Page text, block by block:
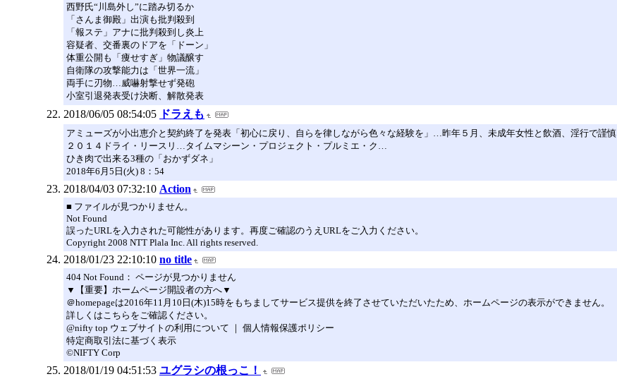
西野氏“川島外し”に踏み切るか
「さんま御殿」出演も批判殺到
「報ステ」アナに批判殺到し炎上
容疑者、交番裏のドアを「ドーン」
体重公開も「痩せすぎ」物議醸す
自衛隊の攻撃能力は「世界一流」
両手に刃物…威嚇射撃せず発砲
小室引退発表受け決断、解散発表
2018/06/05 08:54:05 ドラえも
アミューズが小出恵介と契約終了を発表「初心に戻り、自らを律しながら色々な経験を」…昨年５月、未成年女性と飲酒、淫行で謹慎
２０１４ドライ・リースリ…タイムマシーン・プロジェクト・プルミエ・ク…
ひき肉で出来る3種の「おかずダネ」
2018年6月5日(火) 8：54
2018/04/03 07:32:10 Action
■ ファイルが見つかりません。
Not Found
誤ったURLを入力された可能性があります。再度ご確認のうえURLをご入力ください。
Copyright 2008 NTT Plala Inc. All rights reserved.
2018/01/23 22:10:10 no title
404 Not Found： ページが見つかりません
▼【重要】ホームページ開設者の方へ▼
＠homepageは2016年11月10日(木)15時をもちましてサービス提供を終了させていただいたため、ホームページの表示ができません。
詳しくはこちらをご確認ください。
@nifty top ウェブサイトの利用について ｜ 個人情報保護ポリシー
特定商取引法に基づく表示
©NIFTY Corp
2018/01/19 04:51:53 ユグラシの根っこ！